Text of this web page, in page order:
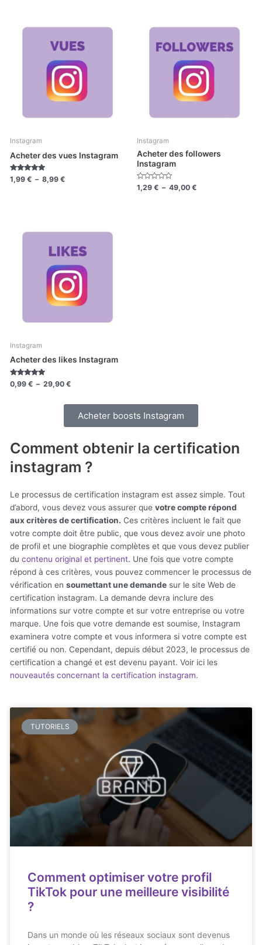
Instagram
Acheter des vues Instagram
Note
5.00
1,99€ – 8,99€
de
1,99 €
8,99 €
Instagram
Acheter des followers
Instagram
Note
0
1,29 € – 49,00 €
de
1,29 €
49,00 €
Instagram
Acheter des likes Instagram
Note
5.00
0,99€ – 29,90€
de
0,99 €
29,90 €
Acheter boosts Instagram
Comment obtenir la certification
instagram ?
Le processus de certification instagram est assez simple. Tout
d’abord, vous devez vous assurer quevotre compte répond
aux critères de certification. Ces critères incluent le fait que
votre compte doit être public, que vous devez avoir une photo
de profil et une biographie complètes et que vous devez publier
ducontenu original et pertinent. Une fois que votre compte
répond à ces critères, vous pouvez commencer le processus de
vérification ensoumettant une demande sur le site Web de
certification instagram. La demande devra inclure des
informations sur votre compte et sur votre entreprise ou votre
marque. Une fois que votre demande est soumise, Instagram
examinera votre compte et vous informera si votre compte est
certifié ou non. Cependant, depuis début 2023, le processus de
certification a changé et est devenu payant. Voir ici les
nouveautés concernant la certification instagram.
TUTORIELS
Comment optimiser votre profil
TikTok pour une meilleure visibilité
?
Dans un monde où les réseaux sociaux sont devenus